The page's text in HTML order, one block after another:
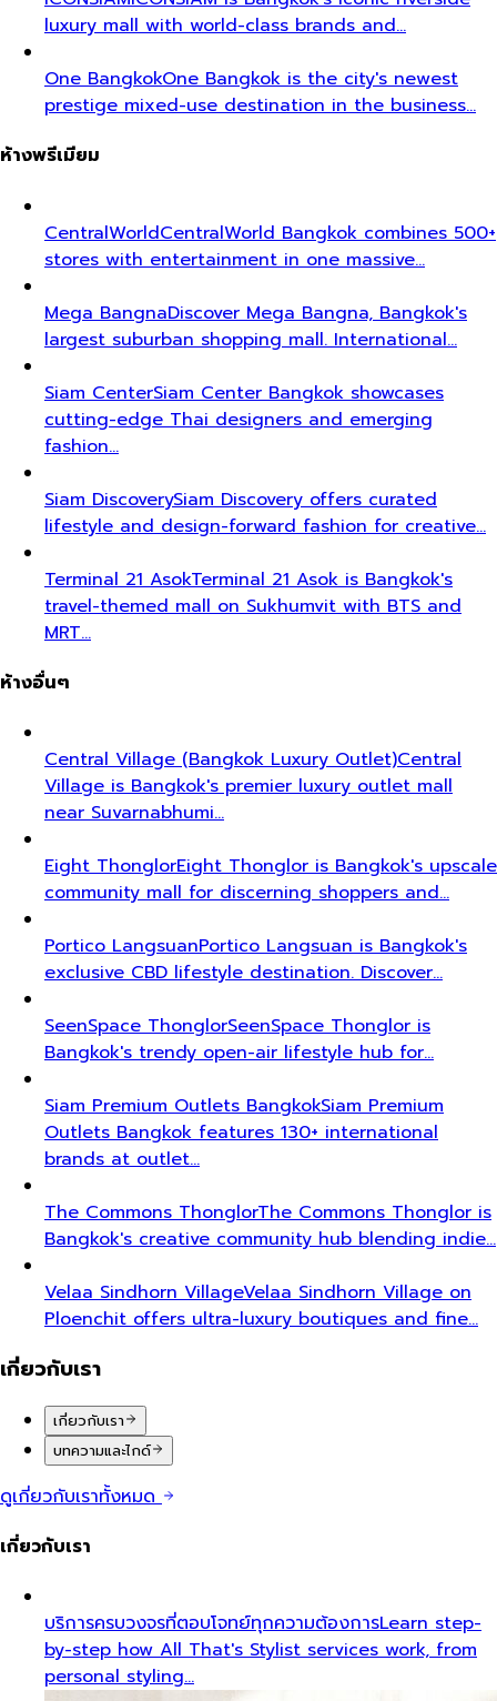
luxury mall with world-class brands and…
One BangkokOne Bangkok is the city's newest
prestige mixed-use destination in the business…
ห้างพรีเมียม
CentralWorldCentralWorld Bangkok combines 500+
stores with entertainment in one massive…
Mega BangnaDiscover Mega Bangna, Bangkok's
largest suburban shopping mall. International…
Siam CenterSiam Center Bangkok showcases
cutting-edge Thai designers and emerging
fashion…
Siam DiscoverySiam Discovery offers curated
lifestyle and design-forward fashion for creative…
Terminal 21 AsokTerminal 21 Asok is Bangkok's
travel-themed mall on Sukhumvit with BTS and
MRT…
ห้างอื่นๆ
Central Village (Bangkok Luxury Outlet)Central
Village is Bangkok's premier luxury outlet mall
near Suvarnabhumi…
Eight ThonglorEight Thonglor is Bangkok's upscale
community mall for discerning shoppers and…
Portico LangsuanPortico Langsuan is Bangkok's
exclusive CBD lifestyle destination. Discover…
SeenSpace ThonglorSeenSpace Thonglor is
Bangkok's trendy open-air lifestyle hub for…
Siam Premium Outlets BangkokSiam Premium
Outlets Bangkok features 130+ international
brands at outlet…
The Commons ThonglorThe Commons Thonglor is
Bangkok's creative community hub blending indie…
Velaa Sindhorn VillageVelaa Sindhorn Village on
Ploenchit offers ultra-luxury boutiques and fine…
เกี่ยวกับเรา
เกี่ยวกับเรา
บทความและไกด์
ดูเกี่ยวกับเราทั้งหมด
เกี่ยวกับเรา
บริการครบวงจรที่ตอบโจทย์ทุกความต้องการLearn step-
by-step how All That's Stylist services work, from
personal styling…